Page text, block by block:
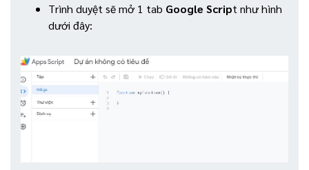
Trình duyệt sẽ mở 1 tab Google Script như hình
dưới đây: